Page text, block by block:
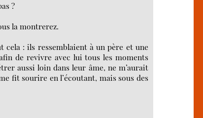
?
la montrerez.
: ils ressemblaient à un père et une
de revivre avec lui tous les moments
aussi loin dans leur âme, ne m’aurait
fit sourire en l’écoutant, mais sous des